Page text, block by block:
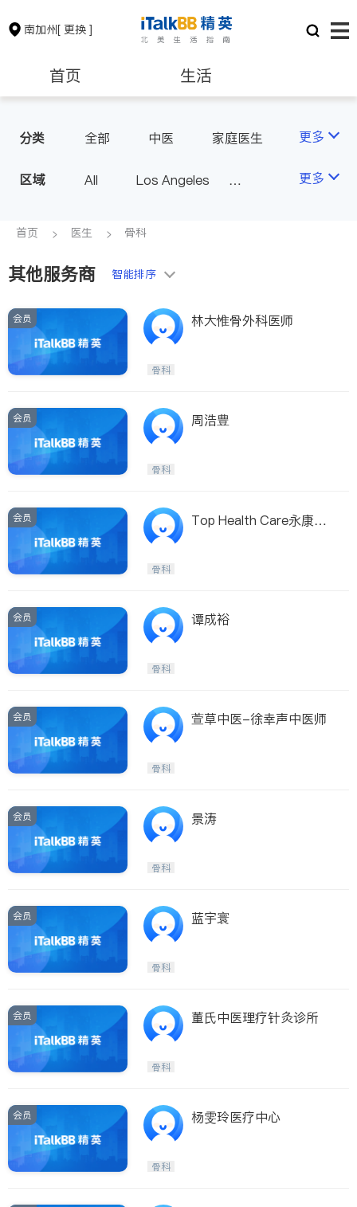
南加州[ 更换 ]
首页 生活
保险理财 房地产租售
银行贷款
建筑装修
非盈利组织
分类 全部 中医
家庭医生
眼科
妇科
儿科
心脏科
肠胃肝脏科
泌尿科
风湿病
不孕不育
脊椎神经科
医生-其它
更多
区域 All
Los Angeles
Alhambra & San Gabriel
Diamond Bar & Covina
Rowland Heights & Hacienda H
ties
Inyo & San Bernardino
Riverside
Santa Barbara & Monterey
更多
首页 医生 骨科
其他服务商 智能排序
会员 林大惟骨外科医师
骨科
会员 周浩豊
骨科
会员
Top Health Care永康复
骨科
会员 谭成裕
骨科
会员 萱草中医-徐幸声中医师
骨科
会员 景涛
骨科
会员 蓝宇寰
骨科
会员 董氏中医理疗针灸诊所
骨科
会员 杨雯玲医疗中心
骨科